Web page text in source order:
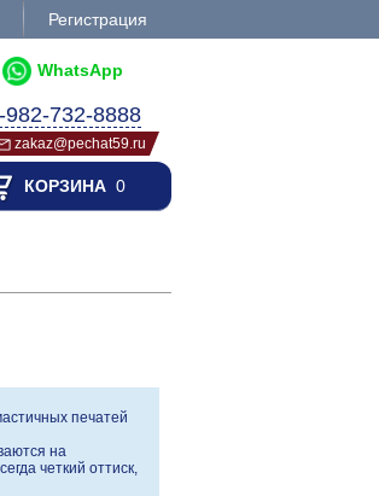
Регистрация
WhatsApp
982-732-8888
zakaz@pechat59.ru
КОРЗИНА0
печатей
на
четкий оттиск,